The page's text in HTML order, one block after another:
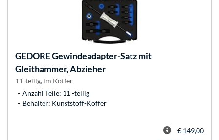
GEDOREGewindeadapter-Satz mit
Gleithammer, Abzieher
11-teilig, im Koffer
Anzahl Teile: 11 -teilig
Behälter: Kunststoff-Koffer
€ 149,00